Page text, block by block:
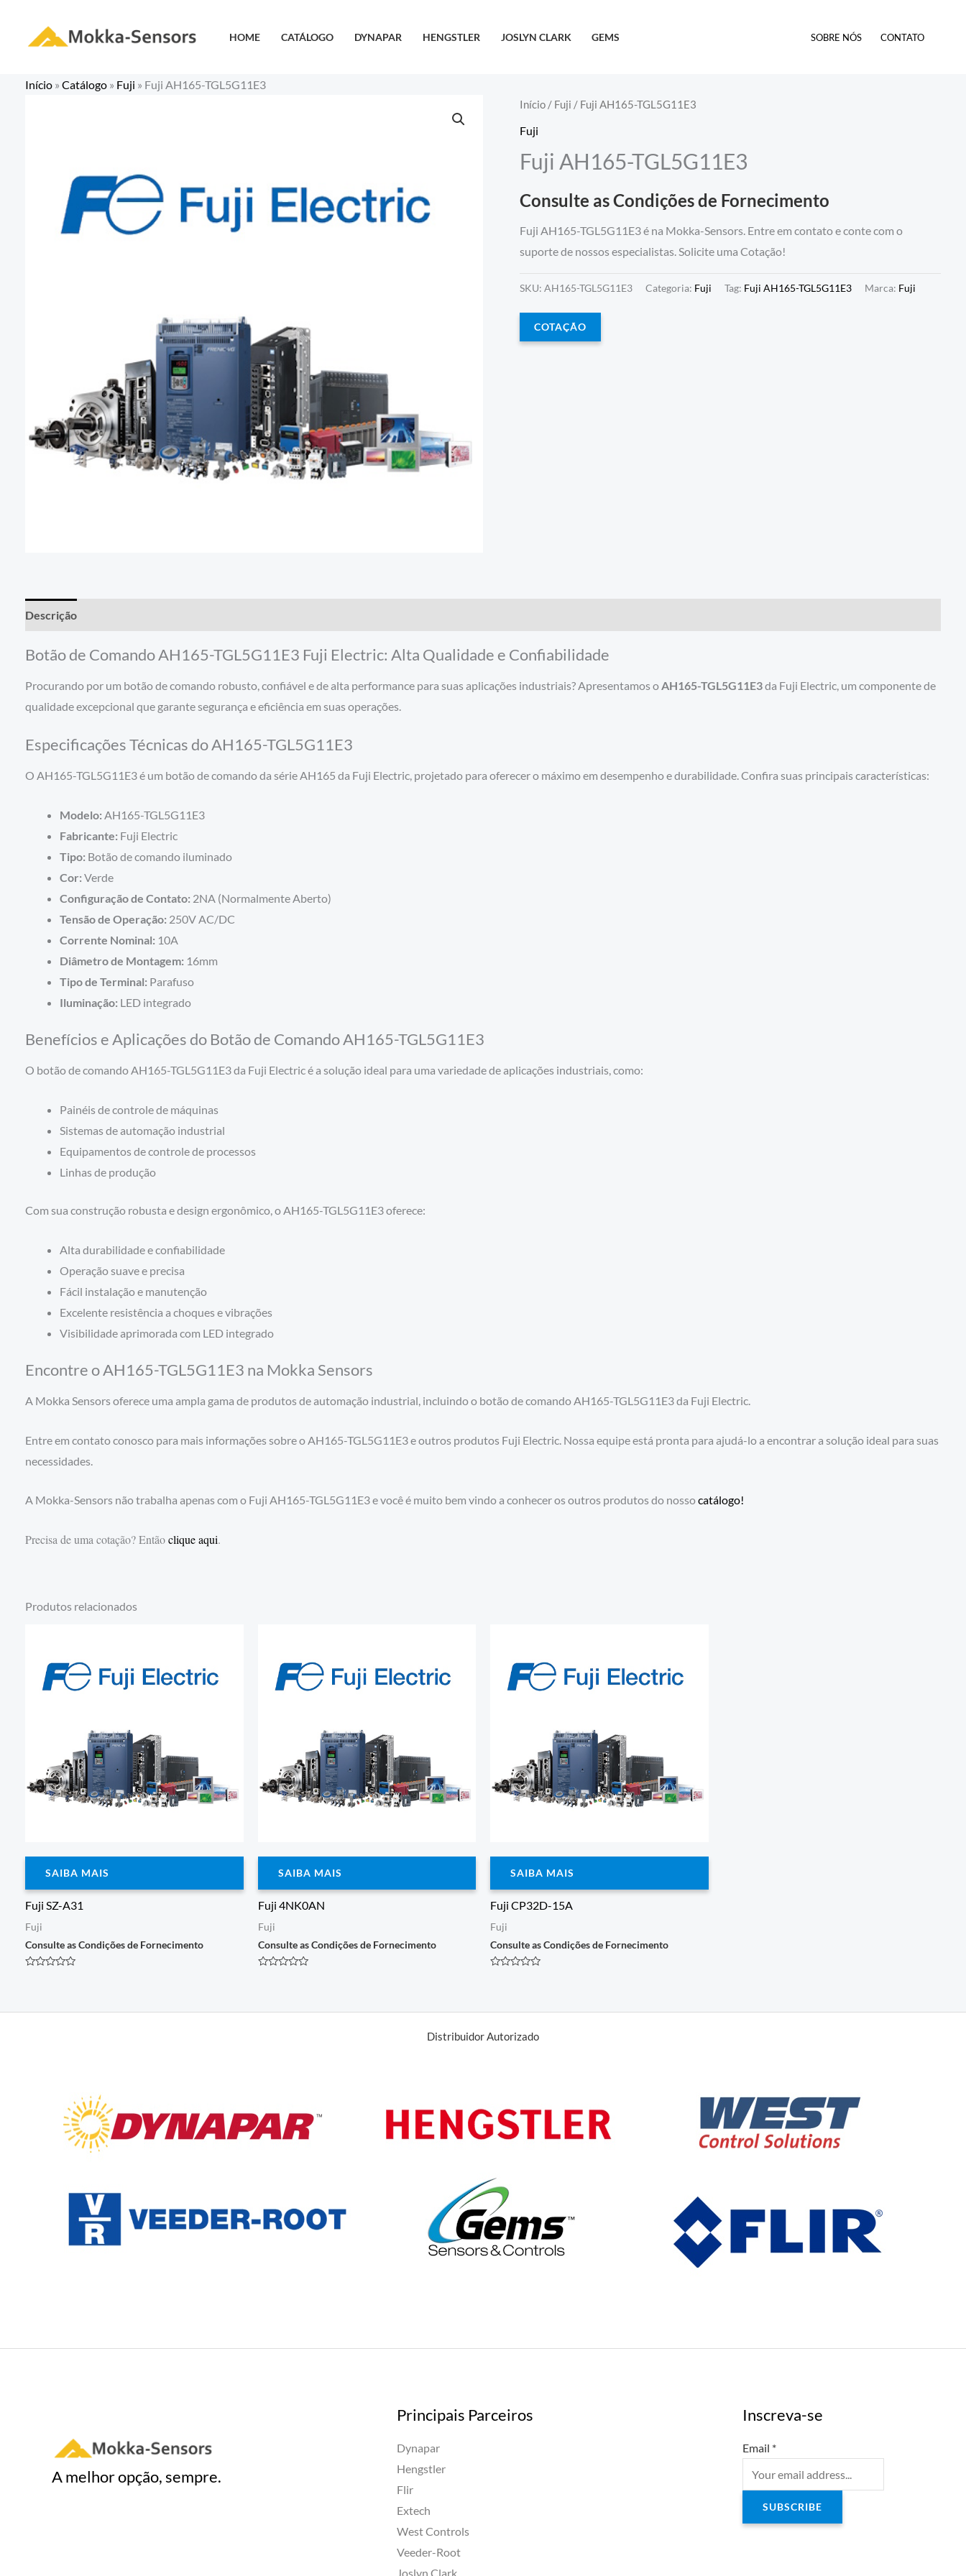
HOME CATÁLOGO DYNAPAR HENGSTLER JOSLYN CLARK GEMS SOBRE NÓS CONTATO
Início » Catálogo » Fuji » Fuji AH165-TGL5G11E3
Início/ Fuji / Fuji AH165-TGL5G11E3
Fuji
Fuji AH165-TGL5G11E3
Consulte as Condições de Fornecimento
Fuji AH165-TGL5G11E3 é na Mokka-Sensors. Entre em contato e conte com o
suporte de nossos especialistas. Solicite uma Cotação!
SKU: AH165-TGL5G11E3 Categoria: Fuji Tag: Fuji AH165-TGL5G11E3 Marca: Fuji
COTAÇÃO
Descrição
Botão de Comando AH165-TGL5G11E3 Fuji Electric: Alta Qualidade e Confiabilidade
Procurando por um botão de comando robusto, confiável e de alta performance para suas aplicações industriais? Apresentamos oAH165-TGL5G11E3da Fuji Electric, um componente de
qualidade excepcional que garante segurança e eficiência em suas operações.
Especificações Técnicas do AH165-TGL5G11E3
O AH165-TGL5G11E3 é um botão de comando da série AH165 da Fuji Electric, projetado para oferecer o máximo em desempenho e durabilidade. Confira suas principais características:
Modelo: AH165-TGL5G11E3
Fabricante: Fuji Electric
Tipo: Botão de comando iluminado
Cor: Verde
Configuração de Contato: 2NA (Normalmente Aberto)
Tensão de Operação: 250V AC/DC
Corrente Nominal: 10A
Diâmetro de Montagem: 16mm
Tipo de Terminal: Parafuso
Iluminação: LED integrado
Benefícios e Aplicações do Botão de Comando AH165-TGL5G11E3
O botão de comando AH165-TGL5G11E3 da Fuji Electric é a solução ideal para uma variedade de aplicações industriais, como:
Painéis de controle de máquinas
Sistemas de automação industrial
Equipamentos de controle de processos
Linhas de produção
Com sua construção robusta e design ergonômico, o AH165-TGL5G11E3 oferece:
Alta durabilidade e confiabilidade
Operação suave e precisa
Fácil instalação e manutenção
Excelente resistência a choques e vibrações
Visibilidade aprimorada com LED integrado
Encontre o AH165-TGL5G11E3 na Mokka Sensors
A Mokka Sensors oferece uma ampla gama de produtos de automação industrial, incluindo o botão de comando AH165-TGL5G11E3 da Fuji Electric.
Entre em contato conosco para mais informações sobre o AH165-TGL5G11E3 e outros produtos Fuji Electric. Nossa equipe está pronta para ajudá-lo a encontrar a solução ideal para suas
necessidades.
A Mokka-Sensors não trabalha apenas com o Fuji AH165-TGL5G11E3 e você é muito bem vindo a conhecer os outros produtos do nossocatálogo!
Precisa de uma cotação? Entãoclique aqui.
Produtos relacionados
SAIBA MAIS
Fuji SZ-A31
Fuji
Consulte as Condições de Fornecimento
SAIBA MAIS
Fuji 4NK0AN
Fuji
Consulte as Condições de Fornecimento
SAIBA MAIS
Fuji CP32D-15A
Fuji
Consulte as Condições de Fornecimento
Distribuidor Autorizado
A melhor opção, sempre.
Principais Parceiros
Dynapar
Hengstler
Flir
Extech
West Controls
Veeder-Root
Joslyn Clark
Inscreva-se
Email *
SUBSCRIBE